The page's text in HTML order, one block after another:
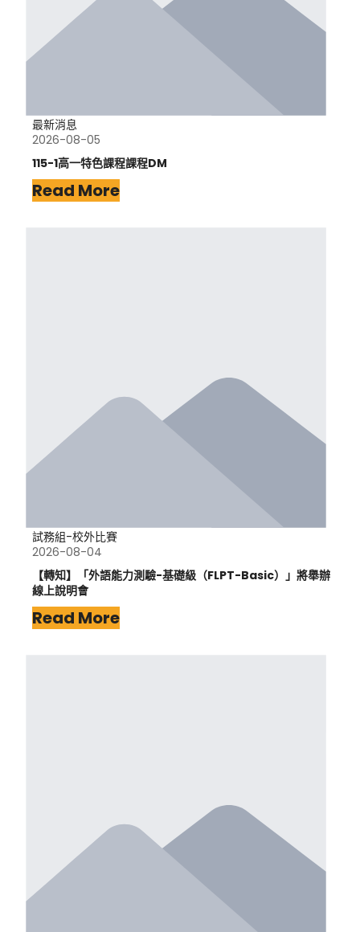
最新消息
2026-08-05
115-1高一特色課程課程DM
Read More
試務組-校外比賽
2026-08-04
【轉知】「外語能力測驗-基礎級（FLPT-Basic）」將舉辦
線上說明會
Read More